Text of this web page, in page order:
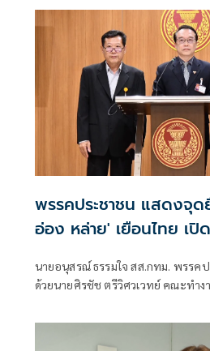
พรรคประชาชน แสดงจุ
อ่อง หล่าย' เยือนไทย เปิ
นายอนุสรณ์ ธรรมใจ สส.กทม. พรร
ด้วยนายศิรชัช ตรีวิศวเวทย์ คณะทำง
พัฒนาอย่างยั่งยืน แถลงคัดค้านการเ